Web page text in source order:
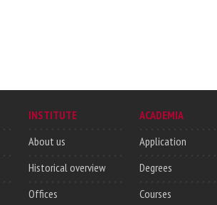
INSTITUTE
About us
Historical overview
Offices
ACADEMIA
Application
Degrees
Courses